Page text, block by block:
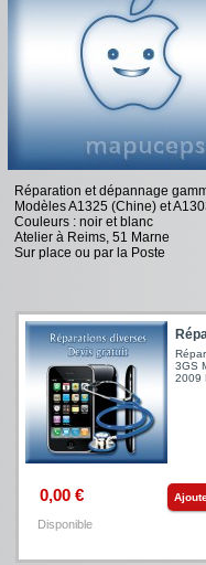
Réparation et dépannage
Modèles A1325 (Chine) et
Couleurs : noir et blanc
Atelier à Reims, 51 Marne
Sur place ou par la Poste
3GS
2009
0,00 €
Disponible